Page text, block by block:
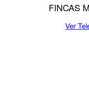
FINCAS
Ver